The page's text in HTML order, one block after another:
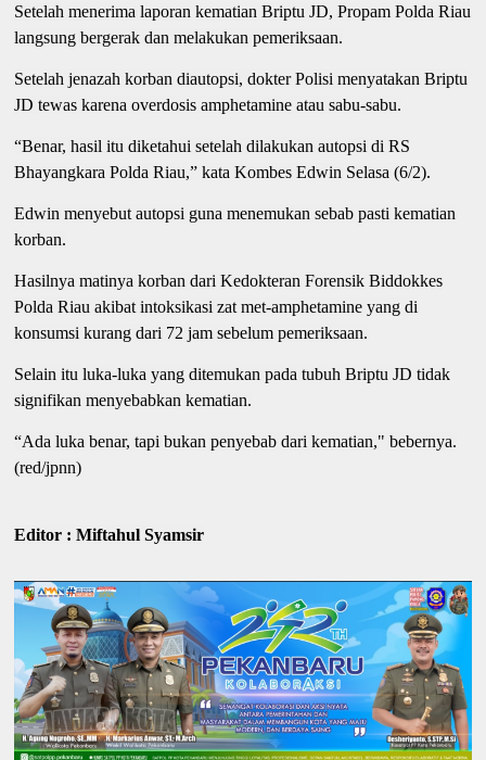
Setelah menerima laporan kematian Briptu JD, Propam Polda Riau
langsung bergerak dan melakukan pemeriksaan.
Setelah jenazah korban diautopsi, dokter Polisi menyatakan Briptu
JD tewas karena overdosis amphetamine atau sabu-sabu.
“Benar, hasil itu diketahui setelah dilakukan autopsi di RS
Bhayangkara Polda Riau,” kata Kombes Edwin Selasa (6/2).
Edwin menyebut autopsi guna menemukan sebab pasti kematian
korban.
Hasilnya matinya korban dari Kedokteran Forensik Biddokkes
Polda Riau akibat intoksikasi zat met-amphetamine yang di
konsumsi kurang dari 72 jam sebelum pemeriksaan.
Selain itu luka-luka yang ditemukan pada tubuh Briptu JD tidak
signifikan menyebabkan kematian.
“Ada luka benar, tapi bukan penyebab dari kematian," bebernya.
(red/jpnn)
Editor : Miftahul Syamsir